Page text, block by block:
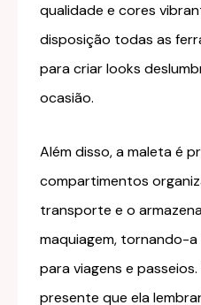
qualidade e cores
disposição todas as
para criar looks
ocasião.
Além disso, a maleta é
compartimentos
transporte e o
maquiagem, tornando-
para viagens e
presente que ela